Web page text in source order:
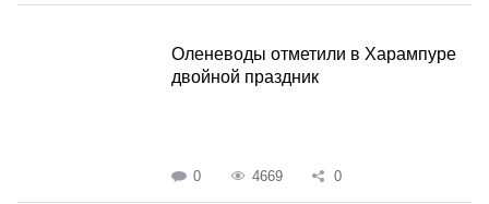
Оленеводы отметили в Харампуре
двойной праздник
0 4669 0